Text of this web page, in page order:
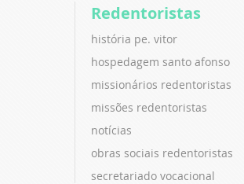
Redentoristas
história pe. vitor
hospedagem santo afonso
missionários redentoristas
missões redentoristas
notícias
obras sociais redentoristas
secretariado vocacional